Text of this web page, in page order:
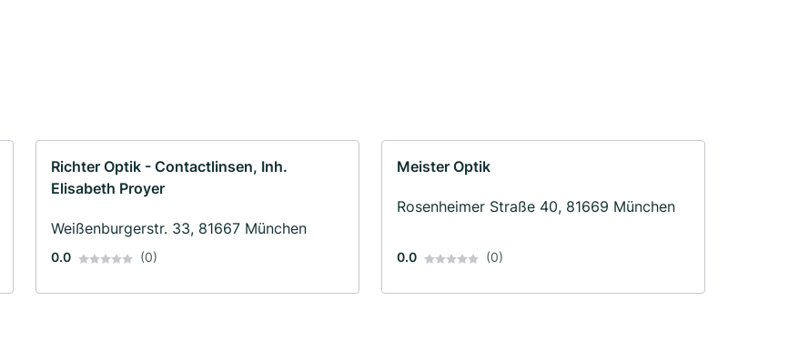
Richter Optik - Contactlinsen, Inh.
Elisabeth Proyer
Weißenburgerstr. 33, 81667 München
0.0 (0)
Meister Optik
Rosenheimer Straße 40, 81669 München
0.0 (0)